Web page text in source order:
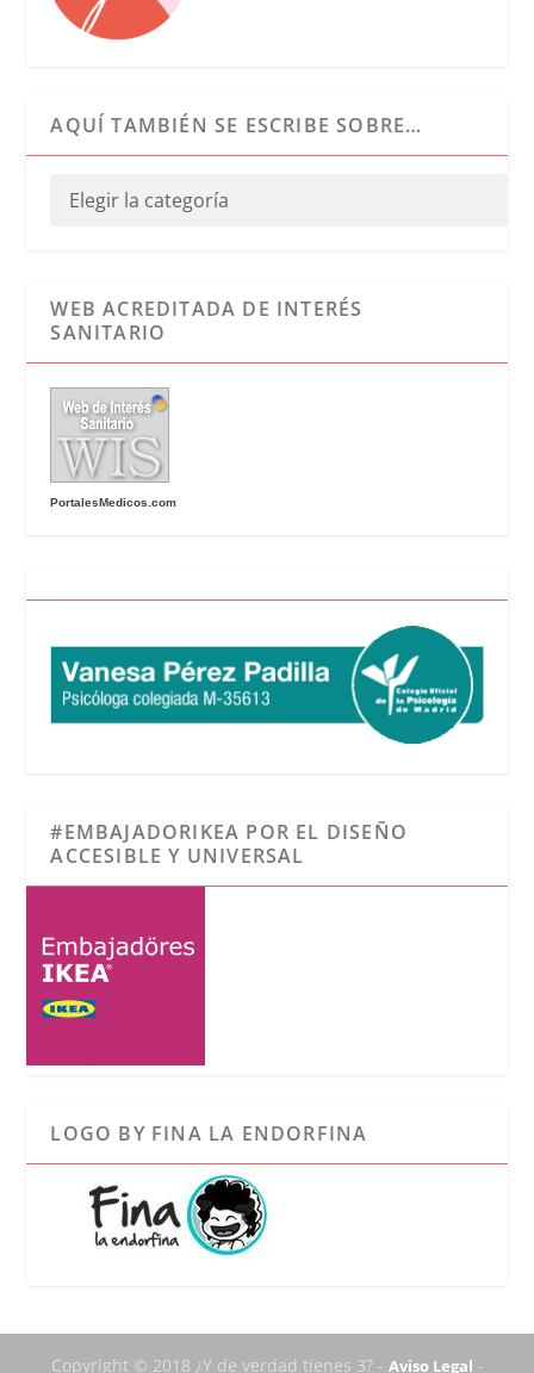
AQUÍ TAMBIÉN SE ESCRIBE SOBRE…
WEB ACREDITADA DE INTERÉS
SANITARIO
PortalesMedicos.com
#EMBAJADORIKEA POR EL DISEÑO
ACCESIBLE Y UNIVERSAL
LOGO BY FINA LA ENDORFINA
Copyright © 2018 ¿Y de verdad tienes 3? - Aviso Legal -